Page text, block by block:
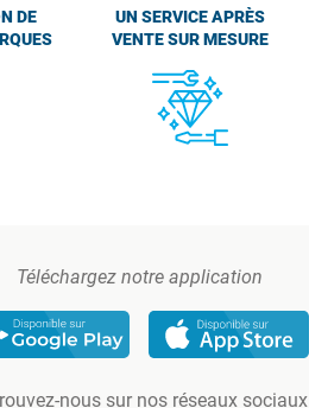
DE
UN SERVICE APRÈS
VENTE SUR MESURE
Téléchargez notre application
nous sur nos réseaux sociaux